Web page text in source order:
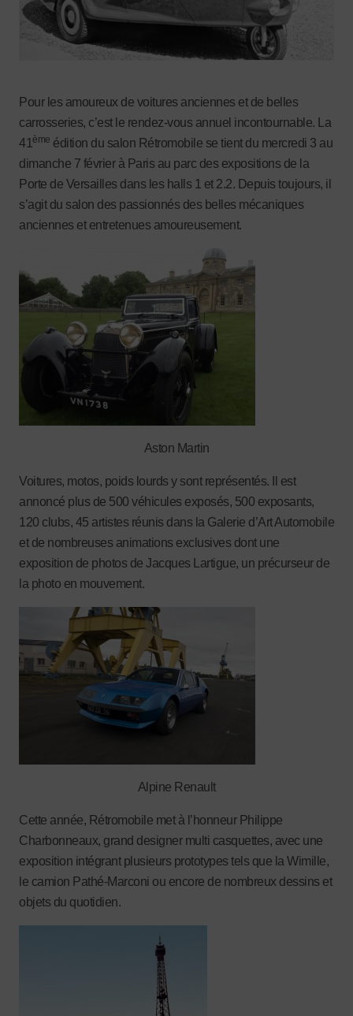
Pour les amoureux de voitures anciennes et de belles
carrosseries, c’est le rendez-vous annuel incontournable. La
41 ème édition du salon Rétromobile se tient du mercredi 3 au
dimanche 7 février à Paris au parc des expositions de la
Porte de Versailles dans les halls 1 et 2.2. Depuis toujours, il
s’agit du salon des passionnés des belles mécaniques
anciennes et entretenues amoureusement.
Aston Martin
Voitures, motos, poids lourds y sont représentés. Il est
annoncé plus de 500 véhicules exposés, 500 exposants,
120 clubs, 45 artistes réunis dans la Galerie d’Art Automobile
et de nombreuses animations exclusives dont une
exposition de photos de Jacques Lartigue, un précurseur de
la photo en mouvement.
Alpine Renault
Cette année, Rétromobile met à l’honneur Philippe
Charbonneaux, grand designer multi casquettes, avec une
exposition intégrant plusieurs prototypes tels que la Wimille,
le camion Pathé-Marconi ou encore de nombreux dessins et
objets du quotidien.